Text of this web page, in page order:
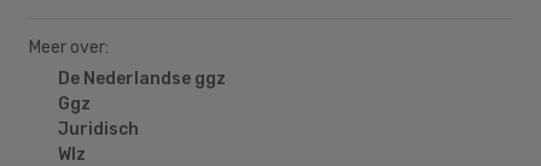
Meer over:
De Nederlandse ggz
Ggz
Juridisch
Wlz